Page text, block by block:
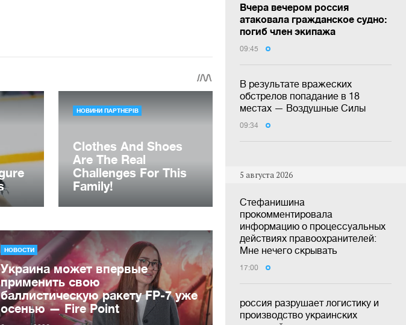
Вчера вечером россия
атаковала гражданское судно:
погиб член экипажа
09:45
В результате вражеских
обстрелов попадание в 18
местах — Воздушные Силы
09:34
5 августа 2026
Стефанишина
прокомментировала
информацию о процессуальных
действиях правоохранителей:
Мне нечего скрывать
17:00
россия разрушает логистику и
производство украинских
НОВОСТИ
Украина может впервые
применить свою
баллистическую ракету FP-7 уже
осенью — Fire Point